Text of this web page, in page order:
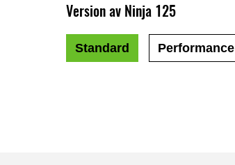
Version av Ninja 125
Standard Performance